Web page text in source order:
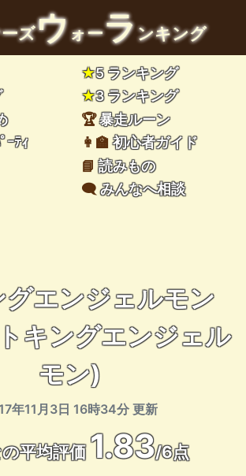
ズウォーランキング
★5 ランキング
★3 ランキング
🏆暴走ルーン
ｰﾃｨ 👩‍🏫初心者ガイド
📘読みもの
🗨️みんなへ相談
グエンジェルモン
キングエンジェル
モン)
年11月3日 16時34分 更新
平均評価1.83/6点